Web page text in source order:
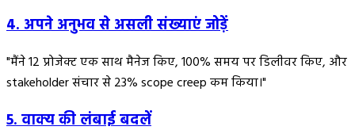
4. अपने अनुभव से असली संख्याएं जोड़ें
"मैंने 12 प्रोजेक्ट एक साथ मैनेज किए, 100% समय पर डिलीवर किए, और
stakeholder संचार से 23% scope creep कम किया।"
5. वाक्य की लंबाई बदलें